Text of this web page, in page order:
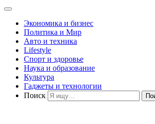
Экономика и бизнес
Политика и Мир
Авто и техника
Lifestyle
Спорт и здоровье
Наука и образование
Культура
Гаджеты и технологии
Поиск